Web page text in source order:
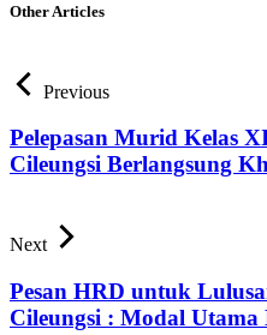
Other Articles
Previous
Pelepasan Murid Kelas
Cileungsi Berlangsung
Next
Pesan HRD untuk
Cileungsi : Modal